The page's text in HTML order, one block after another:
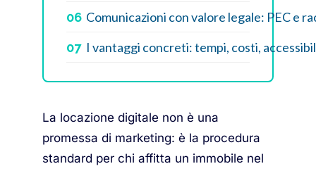
06 Comunicazioni con valore legale: PEC e
07 I vantaggi concreti: tempi, costi,
La locazione digitale non è una
promessa di marketing: è la procedura
standard per chi affitta un immobile nel